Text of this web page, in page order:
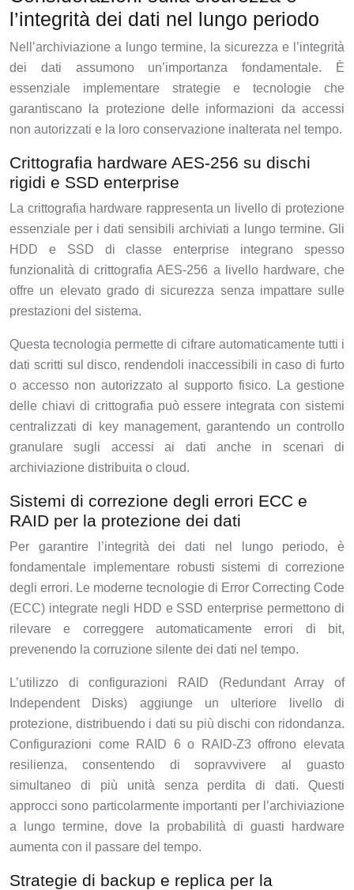
l’integrità dei dati nel lungo periodo
Nell’archiviazione a lungo termine, la sicurezza e l’integrità
dei dati assumono un’importanza fondamentale. È
essenziale implementare strategie e tecnologie che
garantiscano la protezione delle informazioni da accessi
non autorizzati e la loro conservazione inalterata nel tempo.
Crittografia hardware AES-256 su dischi
rigidi e SSD enterprise
La crittografia hardware rappresenta un livello di protezione
essenziale per i dati sensibili archiviati a lungo termine. Gli
HDD e SSD di classe enterprise integrano spesso
funzionalità di crittografia AES-256 a livello hardware, che
offre un elevato grado di sicurezza senza impattare sulle
prestazioni del sistema.
Questa tecnologia permette di cifrare automaticamente tutti i
dati scritti sul disco, rendendoli inaccessibili in caso di furto
o accesso non autorizzato al supporto fisico. La gestione
delle chiavi di crittografia può essere integrata con sistemi
centralizzati di key management, garantendo un controllo
granulare sugli accessi ai dati anche in scenari di
archiviazione distribuita o cloud.
Sistemi di correzione degli errori ECC e
RAID per la protezione dei dati
Per garantire l’integrità dei dati nel lungo periodo, è
fondamentale implementare robusti sistemi di correzione
degli errori. Le moderne tecnologie di Error Correcting Code
(ECC) integrate negli HDD e SSD enterprise permettono di
rilevare e correggere automaticamente errori di bit,
prevenendo la corruzione silente dei dati nel tempo.
L’utilizzo di configurazioni RAID (Redundant Array of
Independent Disks) aggiunge un ulteriore livello di
protezione, distribuendo i dati su più dischi con ridondanza.
Configurazioni come RAID 6 o RAID-Z3 offrono elevata
resilienza, consentendo di sopravvivere al guasto
simultaneo di più unità senza perdita di dati. Questi
approcci sono particolarmente importanti per l’archiviazione
a lungo termine, dove la probabilità di guasti hardware
aumenta con il passare del tempo.
Strategie di backup e replica per la